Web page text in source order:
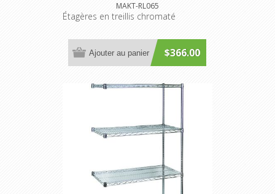
MAKT-RL065
Étagères en treillis chromaté
$366.00
Ajouter au panier